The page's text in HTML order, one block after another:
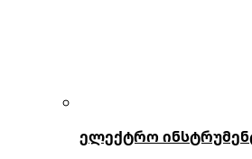
ელექტრო